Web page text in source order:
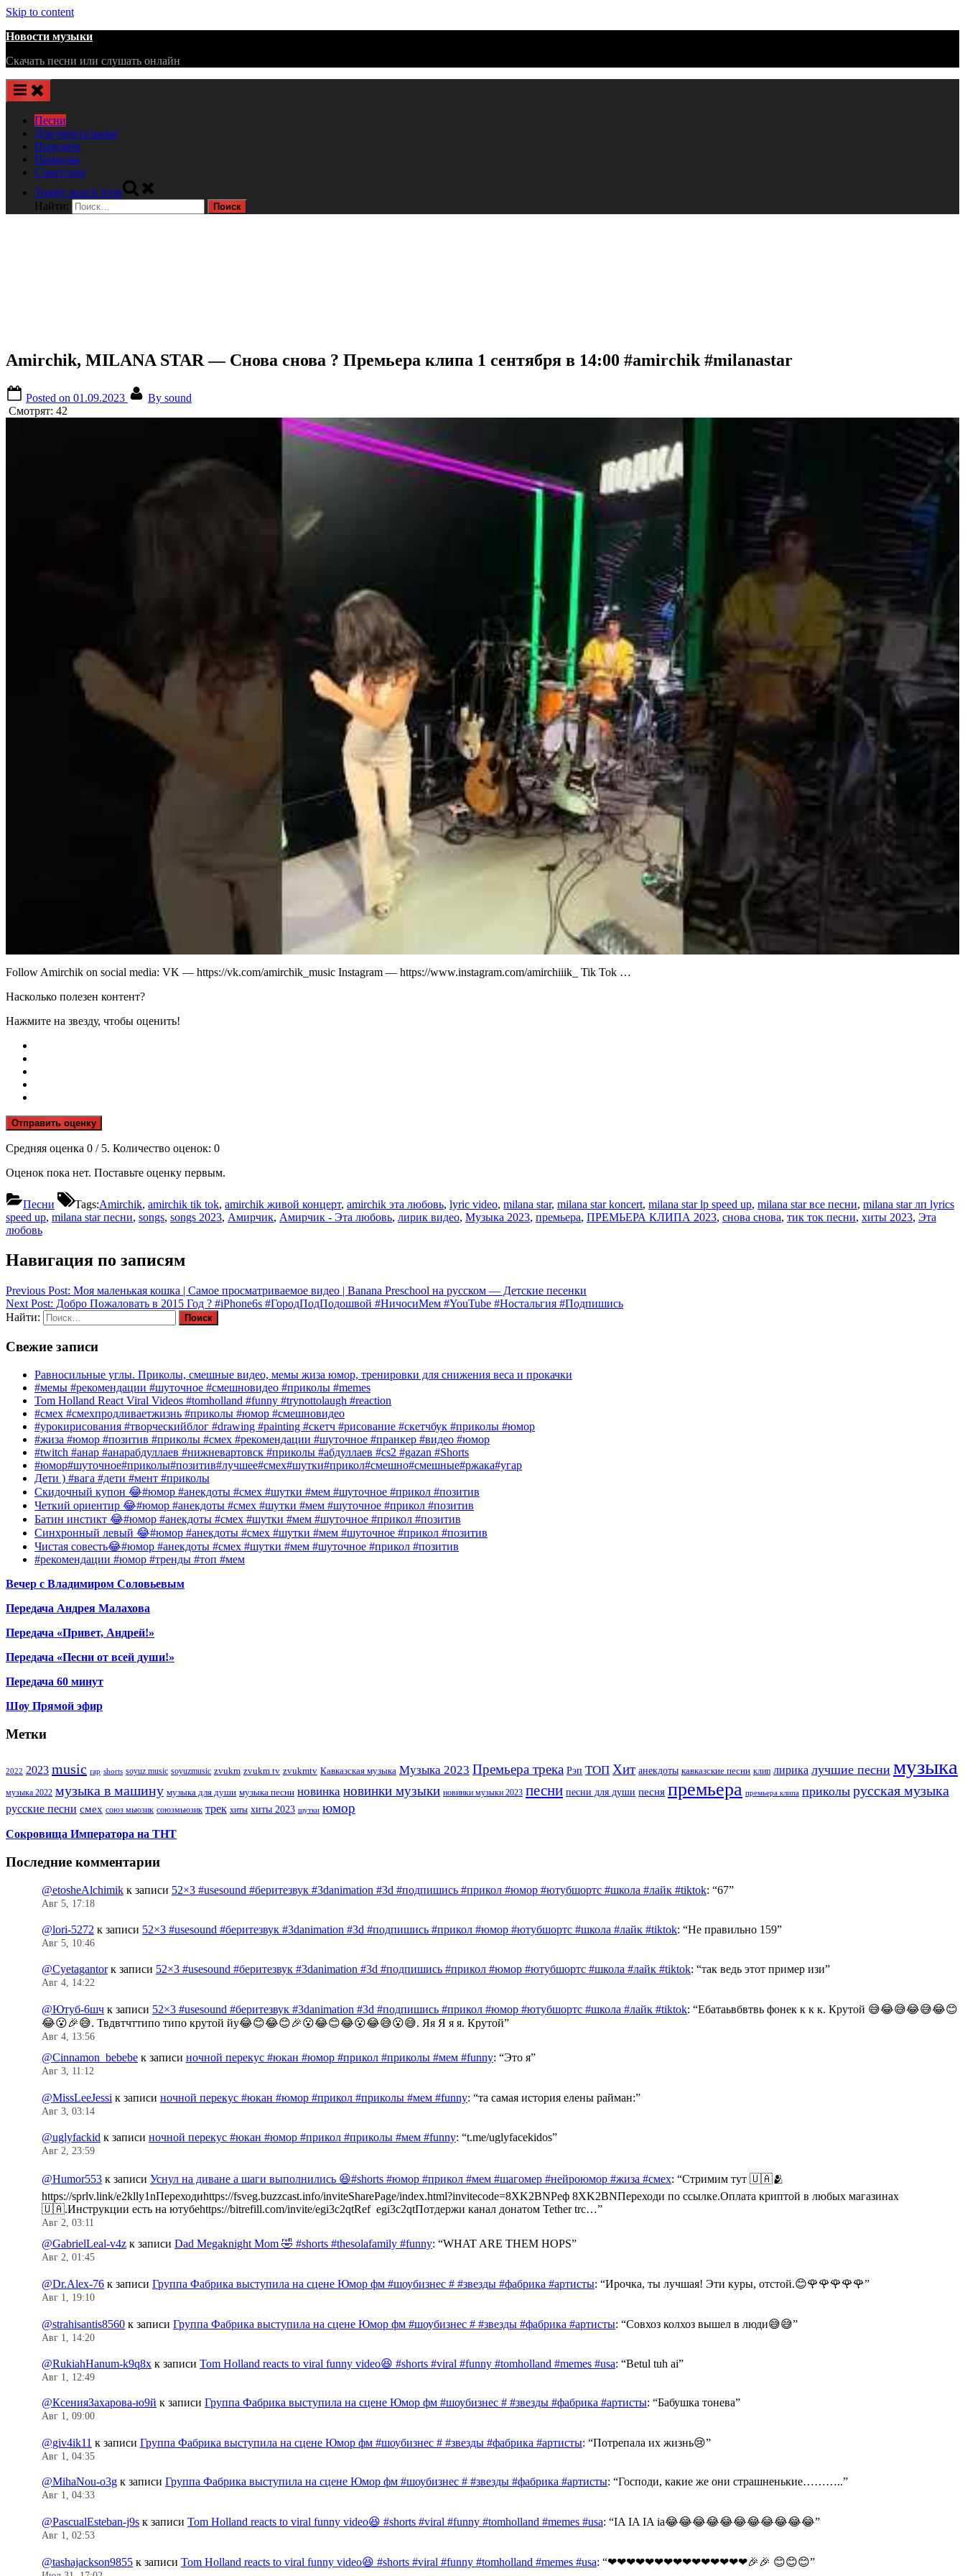
Skip to content
Новости музыки
Скачать песни или слушать онлайн
Песни
Документальные
Передачи
Приколы
Советские
Toggle search form
Найти:
Amirchik, MILANA STAR — Снова снова ? Премьера клипа 1 сентября в 14:00 #amirchik #milanastar
Posted on 01.09.2023 By sound
Смотрят: 42
Follow Amirchik on social media: VK — https://vk.com/amirchik_music Instagram — https://www.instagram.com/amirchiiik_ Tik Tok …
Насколько полезен контент?
Нажмите на звезду, чтобы оценить!
Отправить оценку
Средняя оценка 0 / 5. Количество оценок: 0
Оценок пока нет. Поставьте оценку первым.
Песни Tags:Amirchik, amirchik tik tok, amirchik живой концерт, amirchik эта любовь, lyric video, milana star, milana star koncert, milana star lp speed up, milana star все песни, milana star лп lyrics
speed up, milana star песни, songs, songs 2023, Амирчик, Амирчик - Эта любовь, лирик видео, Музыка 2023, премьера, ПРЕМЬЕРА КЛИПА 2023, снова снова, тик ток песни, хиты 2023, Эта
любовь
Навигация по записям
Previous Post: Моя маленькая кошка | Самое просматриваемое видео | Banana Preschool на русском — Детские песенки
Next Post: Добро Пожаловать в 2015 Год ? #iPhone6s #ГородПодПодошвой #НичосиМем #YouTube #Ностальгия #Подпишись
Найти:
Свежие записи
Равносильные углы. Приколы, смешные видео, мемы жиза юмор, тренировки для снижения веса и прокачки
#мемы #рекомендации #шуточное #смешновидео #приколы #memes
Tom Holland React Viral Videos #tomholland #funny #trynottolaugh #reaction
#смех #смехпродливаетжизнь #приколы #юмор #смешновидео
#урокирисования #творческийблог #drawing #painting #скетч #рисование #скетчбук #приколы #юмор
#жиза #юмор #позитив #приколы #смех #рекомендации #шуточное #пранкер #видео #юмор
#twitch #анар #анарабдуллаев #нижневартовск #приколы #абдуллаев #cs2 #gazan #Shorts
#юмор#шуточное#приколы#позитив#лучшее#смех#шутки#прикол#смешно#смешные#ржака#угар
Дети ) #вага #дети #мент #приколы
Скидочный купон 😂#юмор #анекдоты #смех #шутки #мем #шуточное #прикол #позитив
Четкий ориентир 😂#юмор #анекдоты #смех #шутки #мем #шуточное #прикол #позитив
Батин инстикт 😂#юмор #анекдоты #смех #шутки #мем #шуточное #прикол #позитив
Синхронный левый 😂#юмор #анекдоты #смех #шутки #мем #шуточное #прикол #позитив
Чистая совесть😂#юмор #анекдоты #смех #шутки #мем #шуточное #прикол #позитив
#рекомендации #юмор #тренды #топ #мем
Вечер с Владимиром Соловьевым
Передача Андрея Малахова
Передача «Привет, Андрей!»
Передача «Песни от всей души!»
Передача 60 минут
Шоу Прямой эфир
Метки
2022 2023 music rap shorts soyuz music soyuzmusic zvukm zvukm tv zvukmtv Кавказская музыка Музыка 2023 Премьера трека Рэп ТОП Хит анекдоты кавказские песни клип лирика лучшие песни музыка
музыка 2022 музыка в машину музыка для души музыка песни новинка новинки музыки новинки музыки 2023 песни песни для души песня премьера премьера клипа приколы русская музыка
русские песни смех союз мьюзик союзмьюзик трек хиты хиты 2023 шутки юмор
Сокровища Императора на ТНТ
Последние комментарии
@etosheAlchimik к записи 52×3 #usesound #беритезвук #3danimation #3d #подпишись #прикол #юмор #ютубшортс #школа #лайк #tiktok: “67”
Авг 5, 17:18
@lori-5272 к записи 52×3 #usesound #беритезвук #3danimation #3d #подпишись #прикол #юмор #ютубшортс #школа #лайк #tiktok: “Не правильно 159”
Авг 5, 10:46
@Cyetagantorк записи 52×3 #usesound #беритезвук #3danimation #3d #подпишись #прикол #юмор #ютубшортс #школа #лайк #tiktok: “так ведь этот пример изи”
Авг 4, 14:22
@Ютуб-6шч к записи 52×3 #usesound #беритезвук #3danimation #3d #подпишись #прикол #юмор #ютубшортс #школа #лайк #tiktok: “Ебатаьвбвтвь фонек к к к. Крутой 😅😂😅😂😅😂😊
😂😮🎉😅. Твдвтчттипо типо крутой йу😂😊😂😊🎉😮😂😊😂😮😂😅😮😅. Яя Я я я. Крутой”
Авг 4, 13:56
@Cinnamon_bebebe к записи ночной перекус #юкан #юмор #прикол #приколы #мем #funny: “Это я”
Авг 3, 11:12
@MissLeeJessi к записи ночной перекус #юкан #юмор #прикол #приколы #мем #funny: “та самая история елены райман:”
Авг 3, 03:14
@uglyfackid к записи ночной перекус #юкан #юмор #прикол #приколы #мем #funny: “t.me/uglyfacekidos”
Авг 2, 23:59
@Humor553 к записи Уснул на диване а шаги выполнились 😆#shorts #юмор #прикол #мем #шагомер #нейроюмор #жиза #смех: “Стримим тут 🇺🇦🫂
https://sprlv.link/e2klly1nПереходиhttps://fsveg.buzzcast.info/inviteSharePage/index.html?invitecode=8XK2BNРеф 8XK2BNПереходи по ссылке.Оплата криптой в любых магазинах
🇺🇦.Инструкции есть на ютубеhttps://bitrefill.com/invite/egi3c2qtRef egi3c2qtПотдержи канал донатом Tether trc…”
Авг 2, 03:11
@GabrielLeal-v4z к записи Dad Megaknight Mom 🤣 #shorts #thesolafamily #funny: “WHAT ARE THEM HOPS”
Авг 2, 01:45
@Dr.Alex-76 к записи Группа Фабрика выступила на сцене Юмор фм #шоубизнес # #звезды #фабрика #артисты: “Ирочка, ты лучшая! Эти куры, отстой.😊🌹🌹🌹🌹🌹”
Авг 1, 19:10
@strahisantis8560 к записи Группа Фабрика выступила на сцене Юмор фм #шоубизнес # #звезды #фабрика #артисты: “Совхоз колхоз вышел в люди😅😅”
Авг 1, 14:20
@RukiahHanum-k9q8x к записи Tom Holland reacts to viral funny video😆 #shorts #viral #funny #tomholland #memes #usa: “Betul tuh ai”
Авг 1, 12:49
@КсенияЗахарова-ю9й к записи Группа Фабрика выступила на сцене Юмор фм #шоубизнес # #звезды #фабрика #артисты: “Бабушка тонева”
Авг 1, 09:00
@giv4ik11 к записи Группа Фабрика выступила на сцене Юмор фм #шоубизнес # #звезды #фабрика #артисты: “Потрепала их жизнь😢”
Авг 1, 04:35
@MihaNou-o3g к записи Группа Фабрика выступила на сцене Юмор фм #шоубизнес # #звезды #фабрика #артисты: “Господи, какие же они страшненькие………..”
Авг 1, 04:33
@PascualEsteban-j9s к записи Tom Holland reacts to viral funny video😆 #shorts #viral #funny #tomholland #memes #usa: “IA IA IA ia😂😂😂😂😂😂😂😂😂😂😂”
Авг 1, 02:53
@tashajackson9855 к записи Tom Holland reacts to viral funny video😆 #shorts #viral #funny #tomholland #memes #usa: “❤❤❤❤❤❤❤❤❤❤❤❤❤❤❤🎉🎉 😊😊😊”